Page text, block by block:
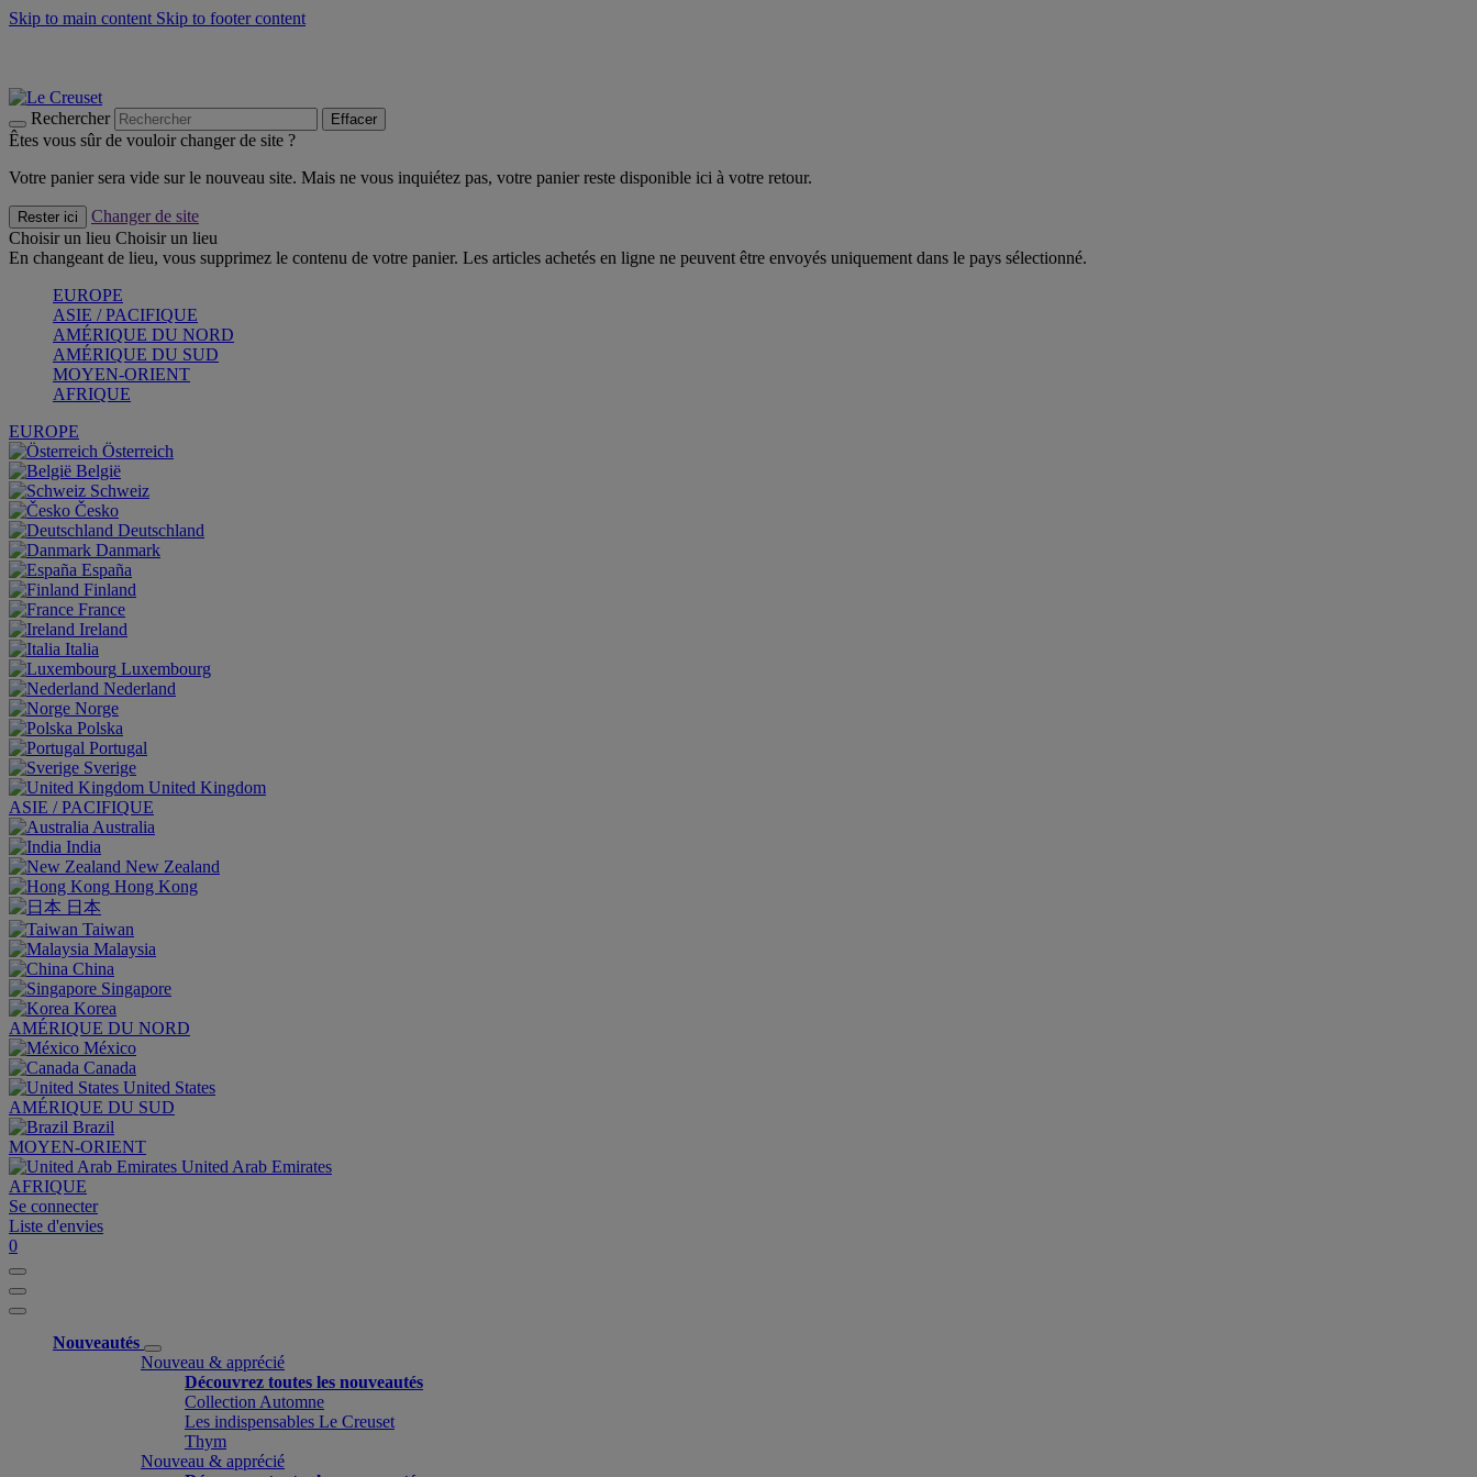
Skip to main content Skip to footer content
Rechercher Effacer
Êtes vous sûr de vouloir changer de site ?
Votre panier sera vide sur le nouveau site. Mais ne vous inquiétez pas, votre panier reste disponible ici à votre retour.
Rester ici
Changer de site
Choisir un lieu Choisir un lieu
En changeant de lieu, vous supprimez le contenu de votre panier. Les articles achetés en ligne ne peuvent être envoyés uniquement dans le pays sélectionné.
EUROPE
ASIE / PACIFIQUE
AMÉRIQUE DU NORD
AMÉRIQUE DU SUD
MOYEN-ORIENT
AFRIQUE
EUROPE
Österreich
België
Schweiz
Česko
Deutschland
Danmark
España
Finland
France
Ireland
Italia
Luxembourg
Nederland
Norge
Polska
Portugal
Sverige
United Kingdom
ASIE / PACIFIQUE
Australia
India
New Zealand
Hong Kong
日本
Taiwan
Malaysia
China
Singapore
Korea
AMÉRIQUE DU NORD
México
Canada
United States
AMÉRIQUE DU SUD
Brazil
MOYEN-ORIENT
United Arab Emirates
AFRIQUE
Se connecter
Liste d'envies
0
Nouveautés
Nouveau & apprécié
Découvrez toutes les nouveautés
Collection Automne
Les indispensables Le Creuset
Thym
Nouveau & apprécié